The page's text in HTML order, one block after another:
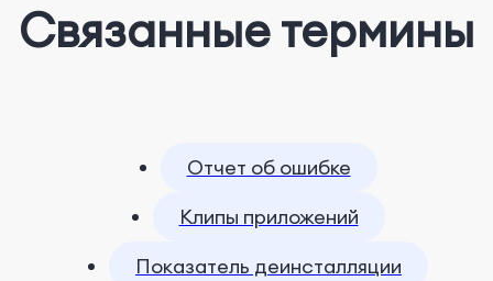
Связанные термины
Отчет об ошибке
Клипы приложений
Показатель деинсталляции